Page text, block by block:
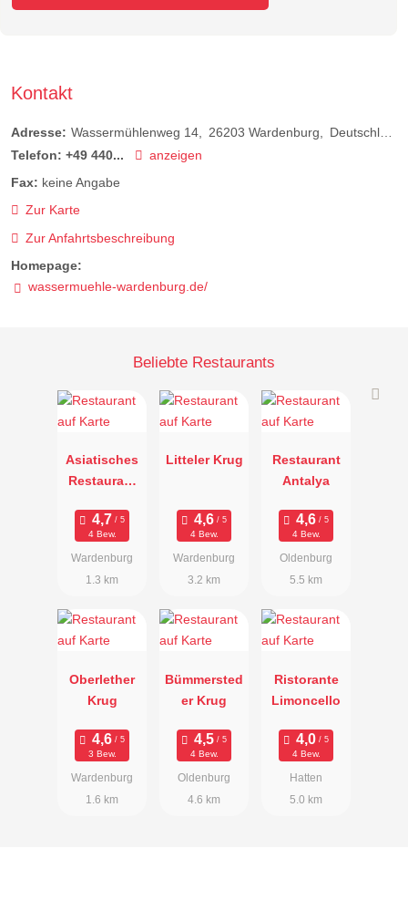
Kontakt
Adresse: Wassermühlenweg 14 26203 Wardenburg
Deutschland
Telefon: +49 440...
anzeigen
Fax: keine Angabe
Zur Karte
Zur Anfahrtsbeschreibung
Homepage:
wassermuehle-wardenburg.de/
Beliebte Restaurants
Asiatisches
Restaurant
4 Bew.
Wardenburg
1.3 km
Litteler Krug
4 Bew.
Wardenburg
3.2 km
Restaurant
Antalya
4 Bew.
Oldenburg
5.5 km
Oberlether
Krug
3 Bew.
Wardenburg
1.6 km
Bümmersted
er Krug
4 Bew.
Oldenburg
4.6 km
Ristorante
Limoncello
4 Bew.
Hatten
5.0 km